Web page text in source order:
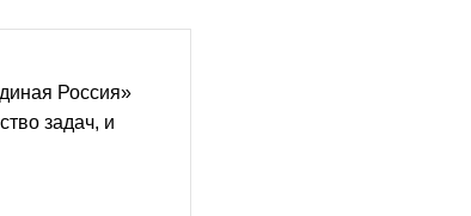
Россия»
задач, и